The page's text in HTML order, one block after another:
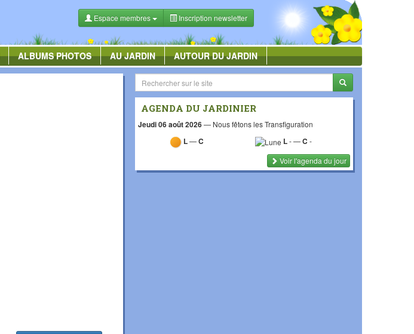
Espace membres Inscription newsletter
ALBUMSPHOTOS AU JARDIN AUTOUR DU JARDIN
AGENDA DU JARDINIER
Jeudi 06 août 2026— Nous fêtons les Transfiguration
L—C L-—C-
Voir l'agenda du jour